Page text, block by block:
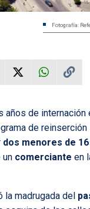
Fotografía:
años de internación
de reinserción
dos menores de
un comerciante en
la madrugada del